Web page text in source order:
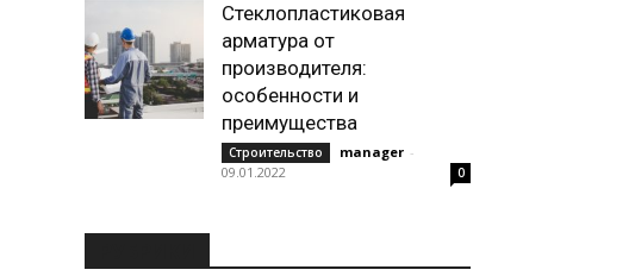
Стеклопластиковая
арматура от
производителя:
особенности и
преимущества
Строительство manager -
09.01.2022
0